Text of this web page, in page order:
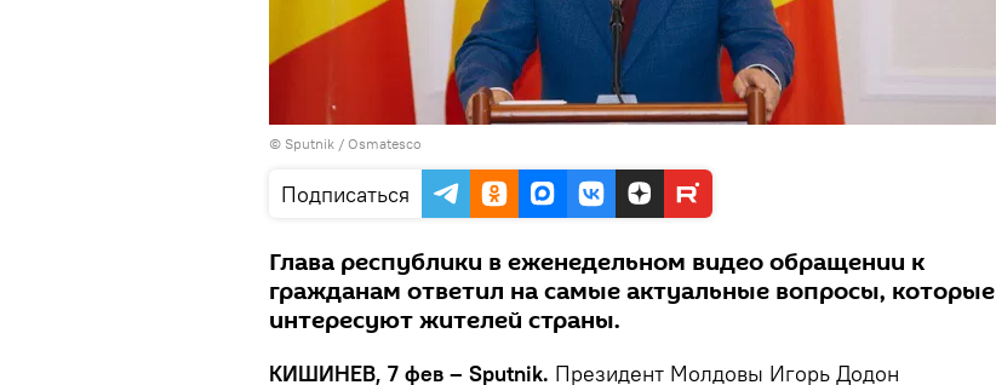
© Sputnik / Osmatesco
Подписаться
Глава республики в еженедельном видео обращении к
гражданам ответил на самые актуальные вопросы, которые
интересуют жителей страны.
КИШИНЕВ, 7 фев – Sputnik. Президент Молдовы Игорь Додон